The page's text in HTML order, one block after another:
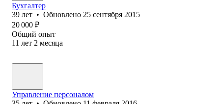
Бухгалтер
39 лет • Обновлено 25 сентября 2015
20 000 ₽
Общий опыт
11 лет 2 месяца
Управление персоналом